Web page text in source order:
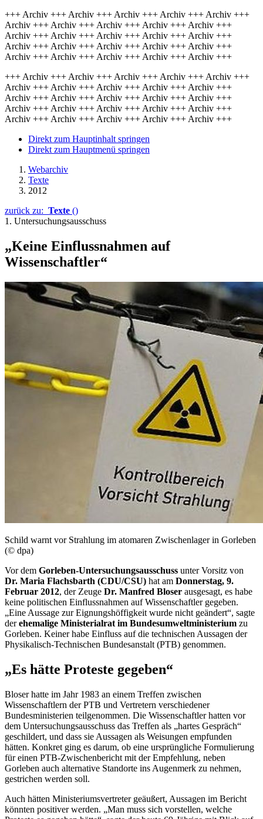
+++ Archiv +++ Archiv +++ Archiv +++ Archiv +++ Archiv +++
Archiv +++ Archiv +++ Archiv +++ Archiv +++ Archiv +++
Archiv +++ Archiv +++ Archiv +++ Archiv +++ Archiv +++
Archiv +++ Archiv +++ Archiv +++ Archiv +++ Archiv +++
Archiv +++ Archiv +++ Archiv +++ Archiv +++ Archiv +++
+++ Archiv +++ Archiv +++ Archiv +++ Archiv +++ Archiv +++
Archiv +++ Archiv +++ Archiv +++ Archiv +++ Archiv +++
Archiv +++ Archiv +++ Archiv +++ Archiv +++ Archiv +++
Archiv +++ Archiv +++ Archiv +++ Archiv +++ Archiv +++
Archiv +++ Archiv +++ Archiv +++ Archiv +++ Archiv +++
Direkt zum Hauptinhalt springen
Direkt zum Hauptmenü springen
Webarchiv
Texte
2012
zurück zu: Texte ()
1. Untersuchungsausschuss
„Keine Einflussnahmen auf
Wissenschaftler“
Schild warnt vor Strahlung im atomaren Zwischenlager in Gorleben
(© dpa)
Vor dem Gorleben-Untersuchungsausschuss unter Vorsitz von
Dr. Maria Flachsbarth (CDU/CSU) hat am Donnerstag, 9.
Februar 2012, der Zeuge Dr. Manfred Bloser ausgesagt, es habe
keine politischen Einflussnahmen auf Wissenschaftler gegeben.
„Eine Aussage zur Eignungshöffigkeit wurde nicht geändert“, sagte
derehemalige Ministerialrat im Bundesumweltministerium zu
Gorleben. Keiner habe Einfluss auf die technischen Aussagen der
Physikalisch-Technischen Bundesanstalt (PTB) genommen.
„Es hätte Proteste gegeben“
Bloser hatte im Jahr 1983 an einem Treffen zwischen
Wissenschaftlern der PTB und Vertretern verschiedener
Bundesministerien teilgenommen. Die Wissenschaftler hatten vor
dem Untersuchungsausschuss das Treffen als „hartes Gespräch“
geschildert, und dass sie Aussagen als Weisungen empfunden
hätten. Konkret ging es darum, ob eine ursprüngliche Formulierung
für einen PTB-Zwischenbericht mit der Empfehlung, neben
Gorleben auch alternative Standorte ins Augenmerk zu nehmen,
gestrichen werden soll.
Auch hätten Ministeriumsvertreter geäußert, Aussagen im Bericht
könnten positiver werden. „Man muss sich vorstellen, welche